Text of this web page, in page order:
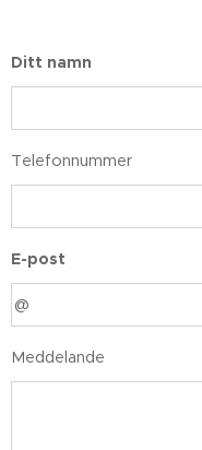
Ditt namn
Telefonnummer
E-post
Meddelande